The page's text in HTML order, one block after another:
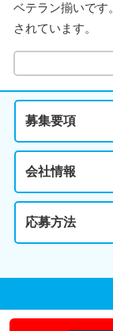
ベテラン揃いです
されています。
募集要項
会社情報
応募方法